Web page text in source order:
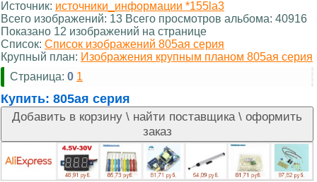
Источник: источники_информации *155la3
Всего изображений: 13 Всего просмотров альбома: 40916
Показано 12 изображений на странице
Список: Список изображений 805ая серия
Крупный план: Изображения крупным планом 805ая серия
Страница: 0 1
Купить: 805ая серия